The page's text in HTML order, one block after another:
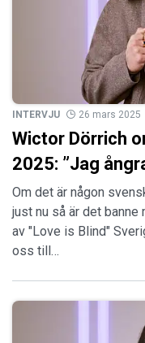
INTERVJU 26 mars 2025
Wictor Dörrich
2025: ”Jag
Om det är någon
just nu så är det banne
av "Love is Blind"
oss till…